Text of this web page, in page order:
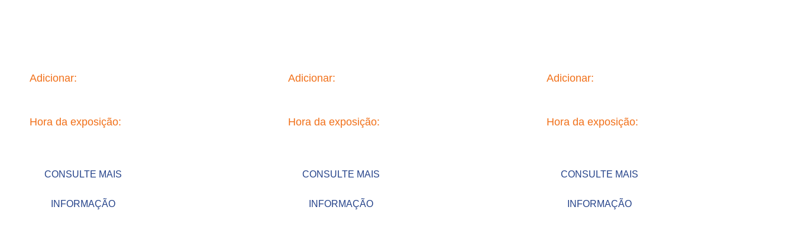
Adicionar:
Hora da exposição:
CONSULTE MAIS
INFORMAÇÃO
Adicionar:
Hora da exposição:
CONSULTE MAIS
INFORMAÇÃO
Adicionar:
Hora da exposição:
CONSULTE MAIS
INFORMAÇÃO